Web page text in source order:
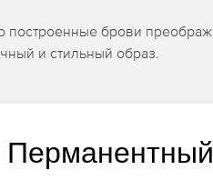
построенные брови
и стильный образ.